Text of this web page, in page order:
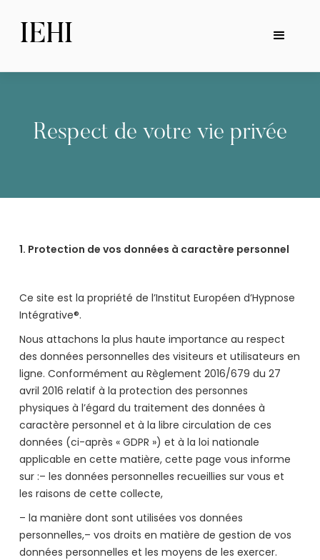
Respect de votre vie privée
1. Protection de vos données à caractère personnel
Ce site est la propriété de l’Institut Européen d’Hypnose
Intégrative®.
Nous attachons la plus haute importance au respect
des données personnelles des visiteurs et utilisateurs en
ligne. Conformément au Règlement 2016/679 du 27
avril 2016 relatif à la protection des personnes
physiques à l’égard du traitement des données à
caractère personnel et à la libre circulation de ces
données (ci-après « GDPR ») et à la loi nationale
applicable en cette matière, cette page vous informe
sur :– les données personnelles recueillies sur vous et
les raisons de cette collecte,
– la manière dont sont utilisées vos données
personnelles,– vos droits en matière de gestion de vos
données personnelles et les moyens de les exercer.
IEHI